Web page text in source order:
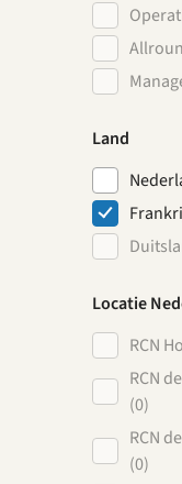
Land
Locatie
RCN
RCN
(0)
RCN
(0)